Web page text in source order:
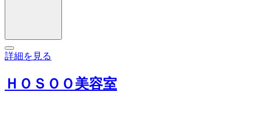
詳細を見る
ＨＯＳＯＯ美容室